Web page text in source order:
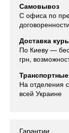
Самовывоз
С офиса по
Доставка
По Киеву —
грн,
На отделения
всей Украине
Гарантии